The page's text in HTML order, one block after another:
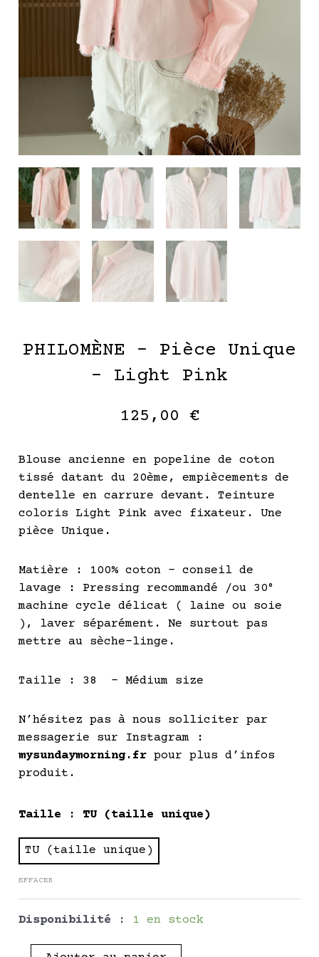
PHILOMÈNE – Pièce Unique
– Light Pink
125,00 €
Blouse ancienne en popeline de coton
tissé datant du 20ème, empiècements de
dentelle en carrure devant. Teinture
coloris Light Pink avec fixateur. Une
pièce Unique.
Matière : 100% coton – conseil de
lavage : Pressing recommandé /ou 30°
machine cycle délicat ( laine ou soie
), laver séparément. Ne surtout pas
mettre au sèche-linge.
Taille : 38 – Médium size
N’hésitez pas à nous solliciter par
messagerie sur Instagram :
mysundaymorning.fr pour plus d’infos
produit.
Taille : TU (taille unique)
TU (taille unique)
EFFACER
Disponibilité : 1 en stock
quantité
PHILOMÈNE
-
Pièce
Unique
-